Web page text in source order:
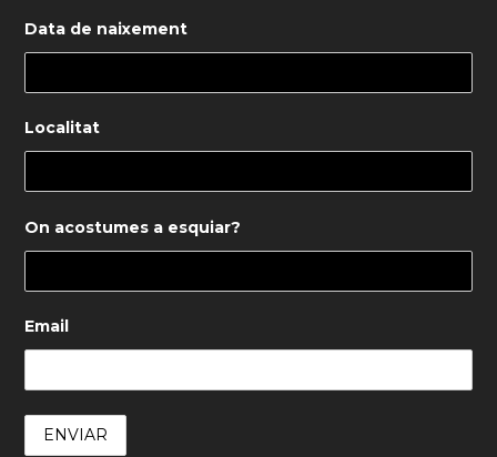
Data de naixement
Localitat
On acostumes a esquiar?
Email